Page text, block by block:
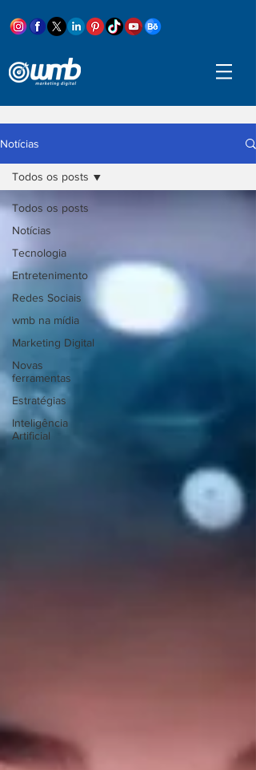
Notícias
Todos os posts
Notícias
Tecnologia
Entretenimento
Redes Sociais
wmb na mídia
Marketing Digital
Novas
ferramentas
Estratégias
Inteligência
Artificial
Todos os posts